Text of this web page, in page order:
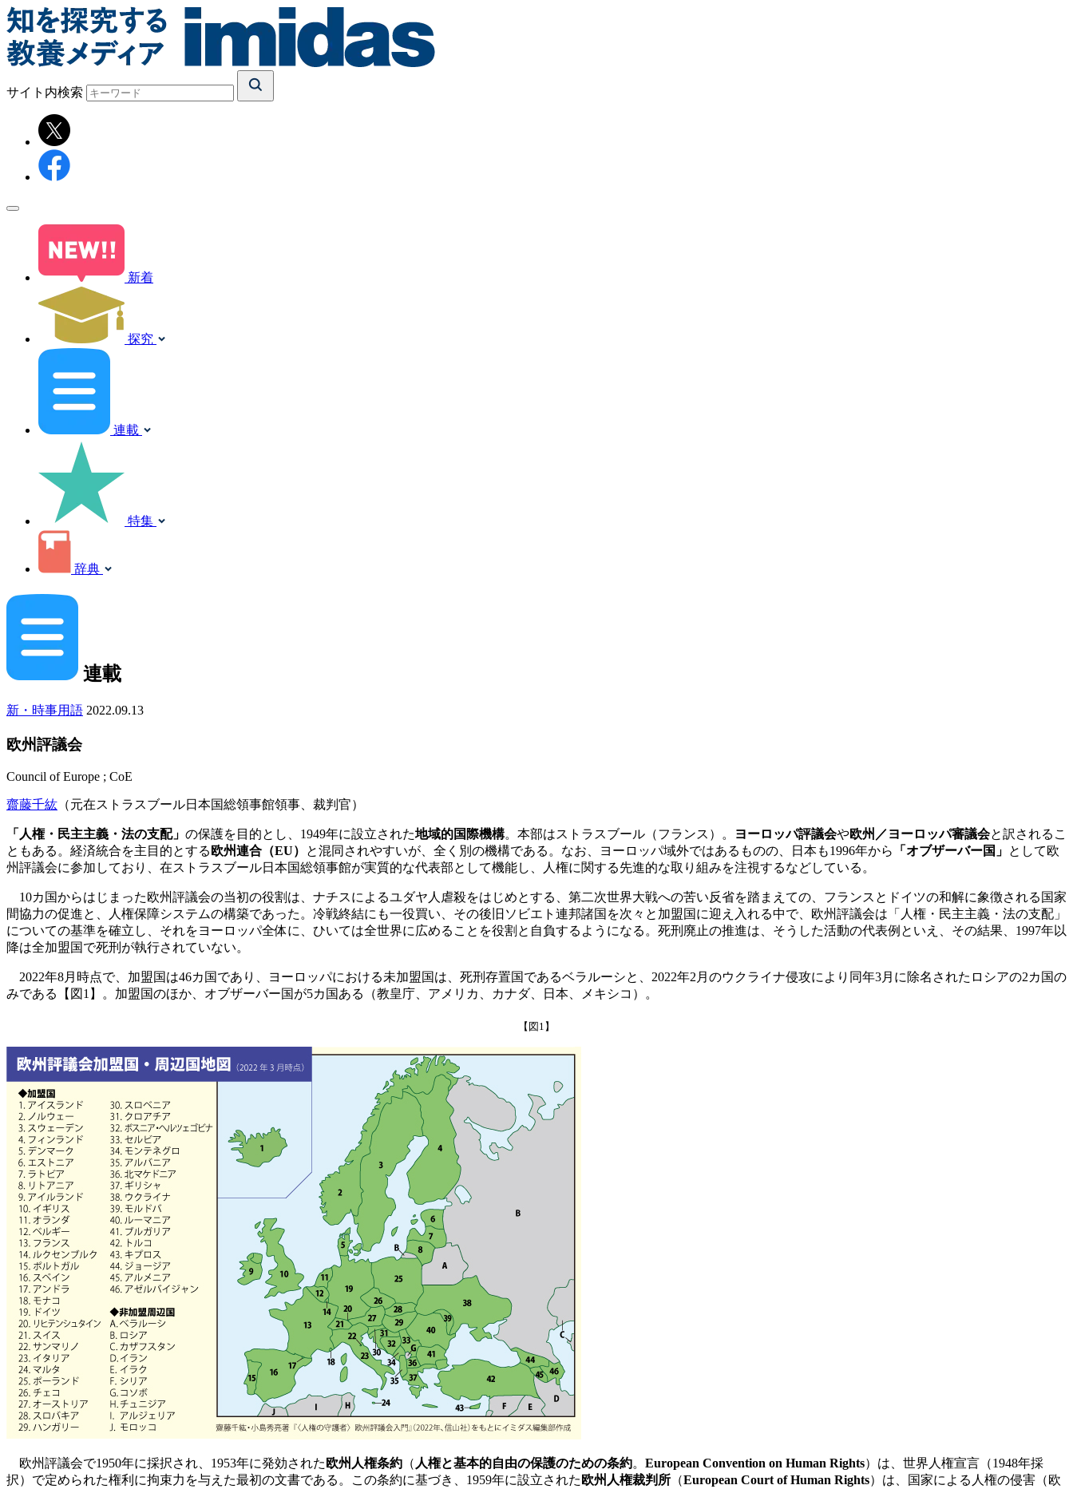
サイト内検索
新着
探究
連載
特集
辞典
連載
新・時事用語 2022.09.13
欧州評議会
Council of Europe ; CoE
齋藤千紘 （元在ストラスブール日本国総領事館領事、裁判官）
「人権・民主主義・法の支配」 の保護を目的とし、1949年に設立された地域的国際機構。本部はストラスブール（フランス）。 ヨーロッパ評議会や欧州／ヨーロッパ審議会と訳されるこ
ともある。経済統合を主目的とする 欧州連合（EU） と混同されやすいが、全く別の機構である。なお、ヨーロッパ域外ではあるものの、日本も1996年から 「オブザーバー国」 として欧
州評議会に参加しており、在ストラスブール日本国総領事館が実質的な代表部として機能し、人権に関する先進的な取り組みを注視するなどしている。
10カ国からはじまった欧州評議会の当初の役割は、ナチスによるユダヤ人虐殺をはじめとする、第二次世界大戦への苦い反省を踏まえての、フランスとドイツの和解に象徴される国家
間協力の促進と、人権保障システムの構築であった。冷戦終結にも一役買い、その後旧ソビエト連邦諸国を次々と加盟国に迎え入れる中で、欧州評議会は「人権・民主主義・法の支配」
についての基準を確立し、それをヨーロッパ全体に、ひいては全世界に広めることを役割と自負するようになる。死刑廃止の推進は、そうした活動の代表例といえ、その結果、1997年以
降は全加盟国で死刑が執行されていない。
2022年8月時点で、加盟国は46カ国であり、ヨーロッパにおける未加盟国は、死刑存置国であるベラルーシと、2022年2月のウクライナ侵攻により同年3月に除名されたロシアの2カ国の
みである【図1】。加盟国のほか、オブザーバー国が5カ国ある（教皇庁、アメリカ、カナダ、日本、メキシコ）。
【図1】
欧州評議会で1950年に採択され、1953年に発効された 欧州人権条約 （ 人権と基本的自由の保護のための条約。 European Convention on Human Rights）は、世界人権宣言（1948年採
択）で定められた権利に拘束力を与えた最初の文書である。この条約に基づき、1959年に設立された 欧州人権裁判所 （European Court of Human Rights）は、国家による人権の侵害（欧